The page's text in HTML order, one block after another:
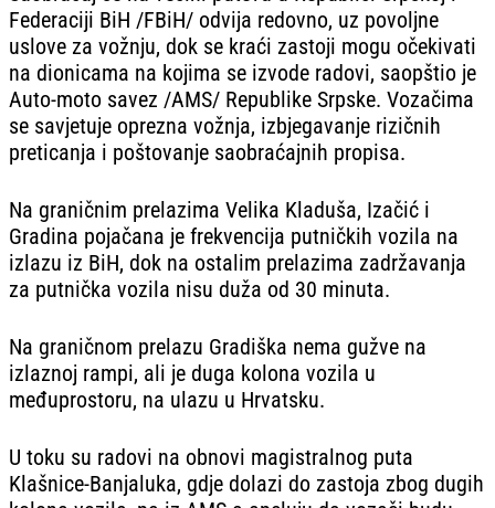
Federaciji BiH /FBiH/ odvija redovno, uz povoljne
uslove za vožnju, dok se kraći zastoji mogu očekivati
na dionicama na kojima se izvode radovi, saopštio je
Auto-moto savez /AMS/ Republike Srpske. Vozačima
se savjetuje oprezna vožnja, izbjegavanje rizičnih
preticanja i poštovanje saobraćajnih propisa.
Na graničnim prelazima Velika Kladuša, Izačić i
Gradina pojačana je frekvencija putničkih vozila na
izlazu iz BiH, dok na ostalim prelazima zadržavanja
za putnička vozila nisu duža od 30 minuta.
Na graničnom prelazu Gradiška nema gužve na
izlaznoj rampi, ali je duga kolona vozila u
međuprostoru, na ulazu u Hrvatsku.
U toku su radovi na obnovi magistralnog puta
Klašnice-Banjaluka, gdje dolazi do zastoja zbog dugih